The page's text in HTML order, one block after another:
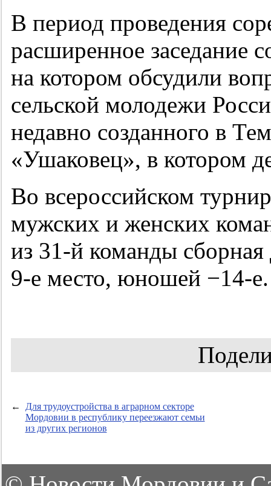
В период проведения
расширенное заседание
на котором обсудили
сельской молодежи
недавно созданного в
«Ушаковец», в котором
Во всероссийском
мужских и женских
из 31-й команды сборная
9-е место, юношей −14-е.
←
Для трудоустройства в аграрном секторе
Мордовии в республику переезжают семьи
из других регионов